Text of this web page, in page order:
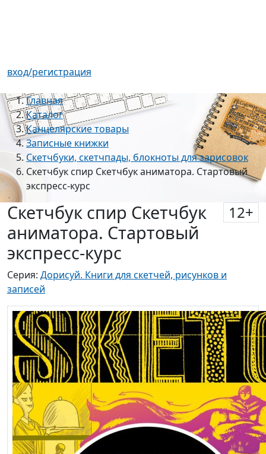
вход/регистрация
Главная
Каталог
Канцелярские товары
Записные книжки
Скетчбуки, скетчпады, блокноты для зарисовок
Скетчбук спир Скетчбук аниматора. Стартовый
экспресс-курс
Скетчбук спир Скетчбук
аниматора. Стартовый
экспресс-курс
12+
Серия: Дорисуй. Книги для скетчей, рисунков и
записей